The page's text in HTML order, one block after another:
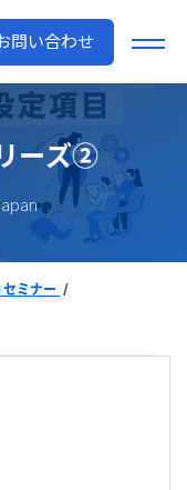
問い合わせ
ーズ②
セミナー